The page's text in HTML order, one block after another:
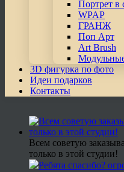
Портрет в
WPAP
ГРАНЖ
Поп Арт
Art Brush
3D фигурка по фото
Идеи подарков
Контакты
Всем советую
только в этой студии!